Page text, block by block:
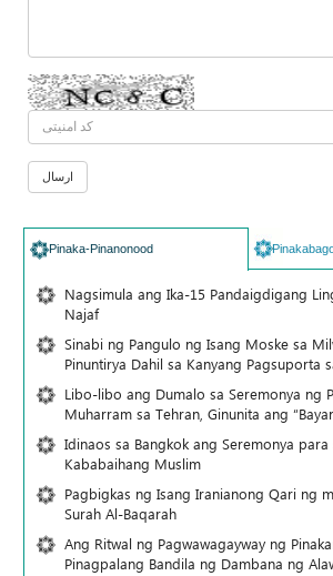
Pinaka-Pinanonood
Nagsimula ang Ika-15 Pandaigdigang
Najaf
Sinabi ng Pangulo ng Isang Moske sa
Pinuntirya Dahil sa Kanyang Pagsuporta
Libo-libo ang Dumalo sa Seremonya ng
Muharram sa Tehran, Ginunita ang
Idinaos sa Bangkok ang Seremonya
Kababaihang Muslim
Pagbigkas ng Isang Iranianong Qari ng
Surah Al-Baqarah
Ang Ritwal ng Pagwawagayway ng
Pinagpalang Bandila ng Dambana ng